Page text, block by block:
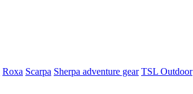
Roxa Scarpa Sherpa adventure gear TSL Outdoor